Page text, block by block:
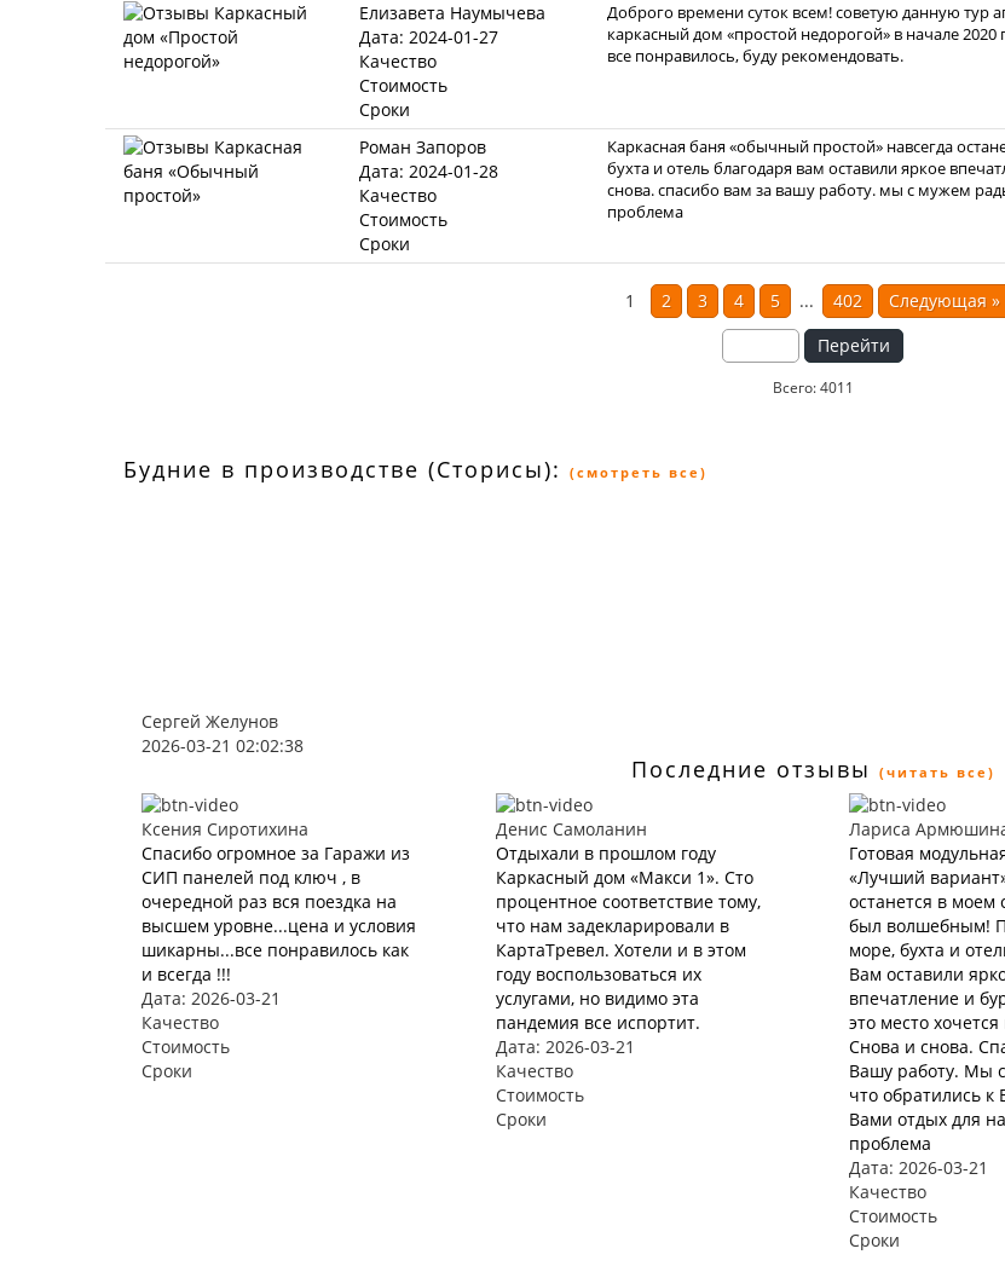
Елизавета Наумычева
Дата: 2024-01-27
Качество
Стоимость
Сроки
Доброго времени суток всем! советую данную тур
каркасный дом «простой недорогой» в начале
все понравилось, буду рекомендовать.
Роман Запоров
Дата: 2024-01-28
Качество
Стоимость
Сроки
Каркасная баня «обычный простой» навсегда
бухта и отель благодаря вам оставили яркое
снова. спасибо вам за вашу работу. мы с мужем
проблема
1 2 3 4 5 ... 402 Следующая »
Перейти
Всего: 4011
Будние в производстве (Сторисы): (смотреть все)
Сергей Желунов
2026-03-21 02:02:38
Последние отзывы (читать все)
Ксения Сиротихина
Спасибо огромное за Гаражи из
СИП панелей под ключ , в
очередной раз вся поездка на
высшем уровне...цена и условия
шикарны...все понравилось как
и всегда !!!
Дата: 2026-03-21
Качество
Стоимость
Сроки
Денис Самоланин
Отдыхали в прошлом году
Каркасный дом «Макси 1». Сто
процентное соответствие тому,
что нам задекларировали в
КартаТревел. Хотели и в этом
году воспользоваться их
услугами, но видимо эта
пандемия все испортит.
Дата: 2026-03-21
Качество
Стоимость
Сроки
Лариса
Готовая
«Лучший
останется в моем
был волшебным!
море, бухта и
Вам оставили
впечатление и
это место
Снова и снова.
Вашу работу. Мы
что обратились к
Вами отдых для
проблема
Дата: 2026-03-21
Качество
Стоимость
Сроки